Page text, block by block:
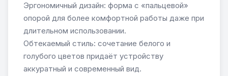
Эргономичный дизайн: форма с «пальцевой»
опорой для более комфортной работы даже при
длительном использовании.
Обтекаемый стиль: сочетание белого и
голубого цветов придаёт устройству
аккуратный и современный вид.